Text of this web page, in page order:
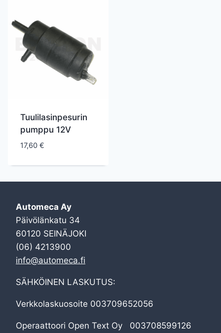
Tuulilasinpesurin
pumppu 12V
17,60 €
Automeca Ay
Päivölänkatu 34
60120 SEINÄJOKI
(06) 4213900
info@automeca.fi
SÄHKÖINEN LASKUTUS:
Verkkolaskuosoite 003709652056
Operaattoori Open Text Oy 003708599126